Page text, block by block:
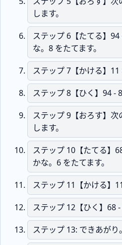
します。
ステップ 6【たてる】
な。8 をたてます。
ステップ 7【かける】11
ステップ 8【ひく】94 -
ステップ 9【おろす】
します。
ステップ 10【たてる】
かな。6 をたてます。
ステップ 11【かける】
ステップ 12【ひく】68 -
ステップ 13: できあがり